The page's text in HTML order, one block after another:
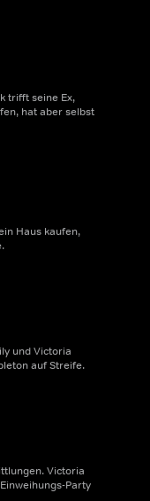
trifft seine Ex,
hat aber selbst
Haus kaufen,
und Victoria
auf Streife.
Victoria
Party